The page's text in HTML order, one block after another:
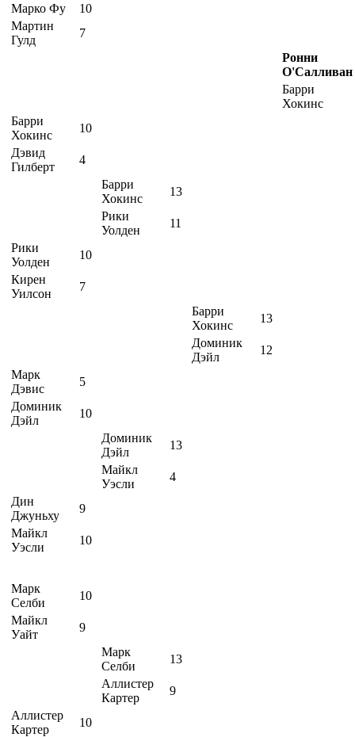
Марко Фу
10
Мартин
Гулд
7
Ронни
О'Салливан
Барри
Хокинс
Барри
Хокинс
10
Дэвид
Гилберт
4
Барри
Хокинс
13
Рики
Уолден
11
Рики
Уолден
10
Кирен
Уилсон
7
Барри
Хокинс
13
Доминик
Дэйл
12
Марк
Дэвис
5
Доминик
Дэйл
10
Доминик
Дэйл
13
Майкл
Уэсли
4
Дин
Джуньху
9
Майкл
Уэсли
10
Марк
Селби
10
Майкл
Уайт
9
Марк
Селби
13
Аллистер
Картер
9
Аллистер
Картер
10